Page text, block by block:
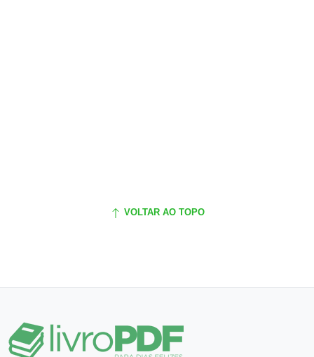
VOLTAR AO TOPO